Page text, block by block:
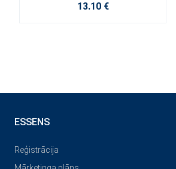
13.10 €
ESSENS
Reģistrācija